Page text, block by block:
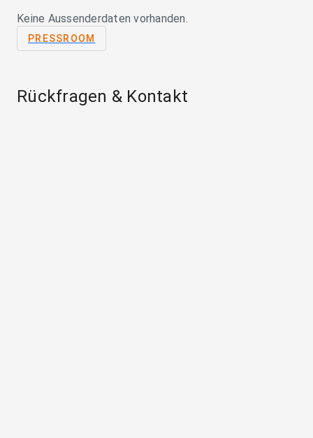
Keine Aussenderdaten vorhanden.
PRESSROOM
Rückfragen & Kontakt